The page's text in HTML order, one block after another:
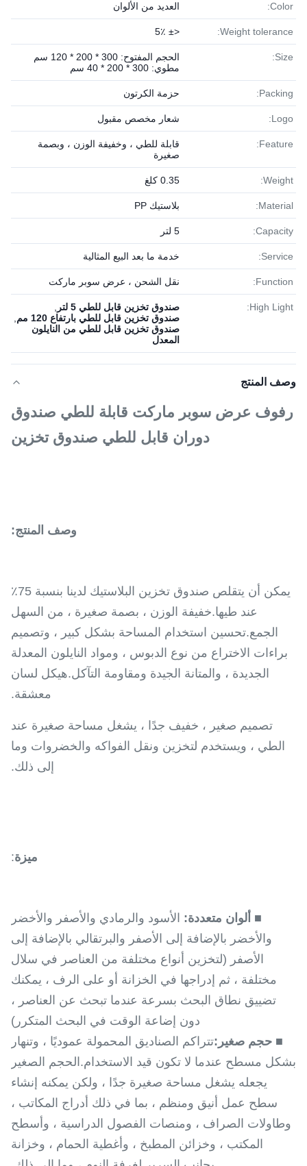
Color: العديد من الألوان
Weight tolerance: <± 5٪
Size:
الحجم المفتوح: 300 * 200 * 120 سم
مطوي: 300 * 200 * 40 سم
Packing: حزمة الكرتون
Logo: شعار مخصص مقبول
Feature:
قابلة للطي ، وخفيفة الوزن ، وبصمة
صغيرة
Weight: 0.35 كلغ
Material: بلاستيك PP
Capacity: 5 لتر
Service: خدمة ما بعد البيع المثالية
Function: نقل الشحن ، عرض سوبر ماركت
High Light: صندوق تخزين قابل للطي 5 لتر
صندوق تخزين قابل للطي بارتفاع 120 مم
صندوق تخزين قابل للطي من النايلون
المعدل
وصف المنتج
رفوف عرض سوبر ماركت قابلة للطي صندوق
دوران قابل للطي صندوق تخزين
وصف المنتج:
يمكن أن يتقلص صندوق تخزين البلاستيك لدينا بنسبة 75٪
عند طيها.خفيفة الوزن ، بصمة صغيرة ، من السهل
الجمع.تحسين استخدام المساحة بشكل كبير ، وتصميم
براءات الاختراع من نوع الدبوس ، ومواد النايلون المعدلة
الجديدة ، والمتانة الجيدة ومقاومة التآكل.هيكل لسان
معشقة.
تصميم صغير ، خفيف جدًا ، يشغل مساحة صغيرة عند
الطي ، ويستخدم لتخزين ونقل الفواكه والخضروات وما
إلى ذلك.
ميزة:
■ ألوان متعددة: الأسود والرمادي والأصفر والأخضر
والأخضر بالإضافة إلى الأصفر والبرتقالي بالإضافة إلى
الأصفر (لتخزين أنواع مختلفة من العناصر في سلال
مختلفة ، ثم إدراجها في الخزانة أو على الرف ، يمكنك
تضييق نطاق البحث بسرعة عندما تبحث عن العناصر ،
دون إضاعة الوقت في البحث المتكرر)
■ حجم صغير:تتراكم الصناديق المحمولة عموديًا ، وتنهار
بشكل مسطح عندما لا تكون قيد الاستخدام.الحجم الصغير
يجعله يشغل مساحة صغيرة جدًا ، ولكن يمكنه إنشاء
سطح عمل أنيق ومنظم ، بما في ذلك أدراج المكاتب ،
وطاولات الصراف ، ومنصات الفصول الدراسية ، وأسطح
المكتب ، وخزائن المطبخ ، وأغطية الحمام ، وخزانة